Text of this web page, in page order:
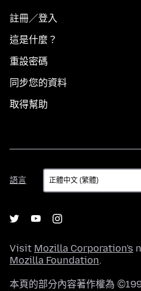
註冊／登入
這是什麼？
重設密碼
同步您的資料
取得幫助
語言
語
言
Visit Mozilla Corporation's
Mozilla Foundation.
本頁的部分內容著作權為